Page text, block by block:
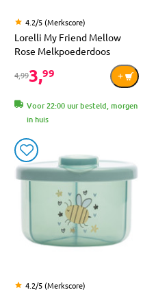
4.2/5 (Merkscore)
Lorelli My Friend Mellow
Rose Melkpoederdoos
4,993,99
Voor 22:00 uur besteld, morgen
in huis
4.2/5 (Merkscore)